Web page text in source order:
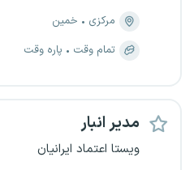
مرکزی
خمین
تمام وقت
پاره وقت
مدیر انبار
ویستا اعتماد ایرانیان